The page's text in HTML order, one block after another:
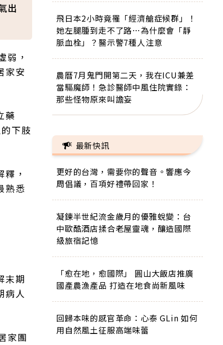
出
弱，
家安
藥
下肢
，
熟悉
末期
病人
家團
飛日本2小時竟罹「經濟艙症候群」！
她左腿腫到走不了路…為什麼會「靜
脈血栓」？醫示警7種人注意
農曆7月鬼門開第二天，我在ICU兼差
當驅魔師！急診醫師中風住院實錄：
那些怪物原來叫譫妄
最新快訊
更好的台灣，需要你的聲音。響應今
周倡議，百項好禮帶回家！
凝鍊半世紀流金歲月的優雅蛻變：台
中歐酷酒店揉合老屋靈魂，釀造國際
級旅宿記憶
「愈在地，愈國際」 圓山大飯店推廣
國產農漁產品 打造在地食尚新風味
回歸本味的感官革命：心泰 GLin 如何
用自然風土征服高端味蕾